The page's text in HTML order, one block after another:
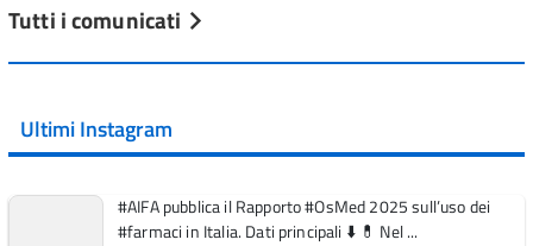
Tutti i comunicati
Ultimi Instagram
#AIFA pubblica il Rapporto #OsMed 2025 sull’uso dei
#farmaci in Italia. Dati principali ⬇️ 💊 Nel ...